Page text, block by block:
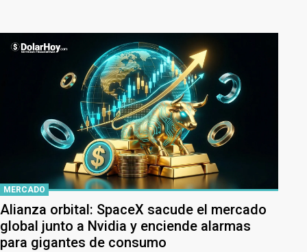
MERCADO
Alianza orbital: SpaceX sacude el mercado
global junto a Nvidia y enciende alarmas
para gigantes de consumo